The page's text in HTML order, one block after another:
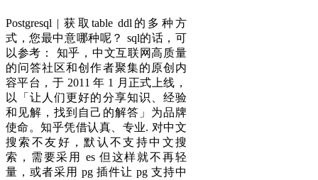
Postgresql | 获取table ddl的多种方
式，您最中意哪种呢？ sql的话，可
以参考： 知乎，中文互联网高质量
的问答社区和创作者聚集的原创内
容平台，于 2011 年 1 月正式上线，
以「让人们更好的分享知识、经验
和见解，找到自己的解答」为品牌
使命。知乎凭借认真、专业. 对中文
搜索不友好，默认不支持中文搜
索，需要采用 es 但这样就不再轻
量，或者采用 pg 插件让 pg 支持中